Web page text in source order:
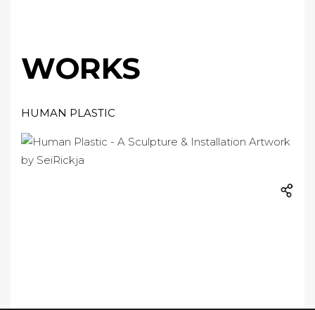
WORKS
HUMAN PLASTIC